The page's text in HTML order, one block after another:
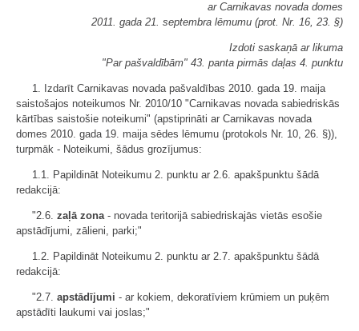
ar Carnikavas novada domes
2011. gada 21. septembra lēmumu (prot. Nr. 16, 23. §)
Izdoti saskaņā ar likuma
"Par pašvaldībām" 43. panta pirmās daļas 4. punktu
1. Izdarīt Carnikavas novada pašvaldības 2010. gada 19. maija
saistošajos noteikumos Nr. 2010/10 "Carnikavas novada sabiedriskās
kārtības saistošie noteikumi" (apstiprināti ar Carnikavas novada
domes 2010. gada 19. maija sēdes lēmumu (protokols Nr. 10, 26. §)),
turpmāk - Noteikumi, šādus grozījumus:
1.1. Papildināt Noteikumu 2. punktu ar 2.6. apakšpunktu šādā
redakcijā:
"2.6. zaļā zona- novada teritorijā sabiedriskajās vietās esošie
apstādījumi, zālieni, parki;"
1.2. Papildināt Noteikumu 2. punktu ar 2.7. apakšpunktu šādā
redakcijā:
"2.7. apstādījumi - ar kokiem, dekoratīviem krūmiem un puķēm
apstādīti laukumi vai joslas;"